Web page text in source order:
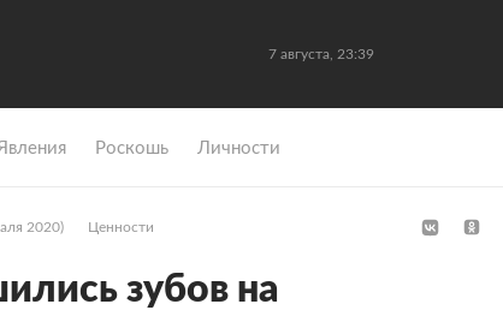
7 августа, 23:39
Роскошь Личности
2020) Ценности
зубов на